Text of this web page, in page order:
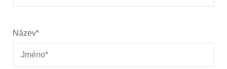
Název*